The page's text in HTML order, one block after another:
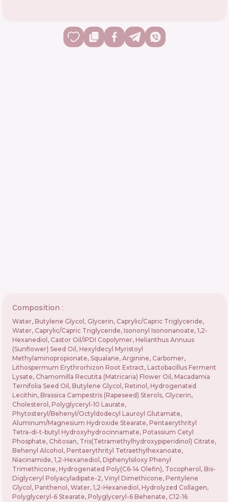
Composition :
Water, Butylene Glycol, Glycerin, Caprylic/Capric Triglyceride,
Water, Caprylic/Capric Triglyceride, Isononyl Isononanoate, 1,2-
Hexanediol, Castor Oil/IPDI Copolymer, Helianthus Annuus
(Sunflower) Seed Oil, Hexyldecyl Myristoyl
Methylaminopropionate, Squalane, Arginine, Carbomer,
Lithospermum Erythrorhizon Root Extract, Lactobacillus Ferment
Lysate, Chamomilla Recutita (Matricaria) Flower Oil, Macadamia
Ternifolia Seed Oil, Butylene Glycol, Retinol, Hydrogenated
Lecithin, Brassica Campestris (Rapeseed) Sterols, Glycerin,
Cholesterol, Polyglyceryl-10 Laurate,
Phytosteryl/Behenyl/Octyldodecyl Lauroyl Glutamate,
Aluminum/Magnesium Hydroxide Stearate, Pentaerythrityl
Tetra-di-t-butyl Hydroxyhydrocinnamate, Potassium Cetyl
Phosphate, Chitosan, Tris(Tetramethylhydroxypiperidinol) Citrate,
Behenyl Alcohol, Pentaerythrityl Tetraethylhexanoate,
Niacinamide, 1,2-Hexanediol, Diphenylsiloxy Phenyl
Trimethicone, Hydrogenated Poly(C6-14 Olefin), Tocopherol, Bis-
Diglyceryl Polyacyladipate-2, Vinyl Dimethicone, Pentylene
Glycol, Panthenol, Water, 1,2-Hexanediol, Hydrolyzed Collagen,
Polyglyceryl-6 Stearate, Polyglyceryl-6 Behenate, C12-16